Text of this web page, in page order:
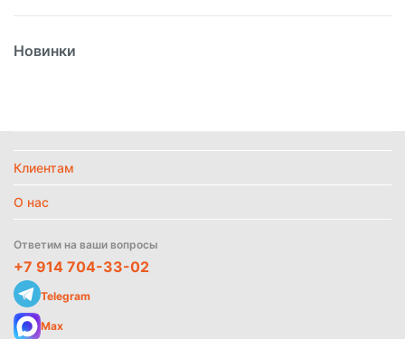
Температурный режим
Новинки
Клиентам
О нас
Ответим на ваши вопросы
+7 914 704-33-02
Telegram
Max